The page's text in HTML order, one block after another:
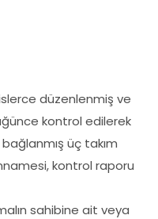
düzenlenmiş ve
kontrol edilerek
üç takım
kontrol raporu
sahibine ait veya